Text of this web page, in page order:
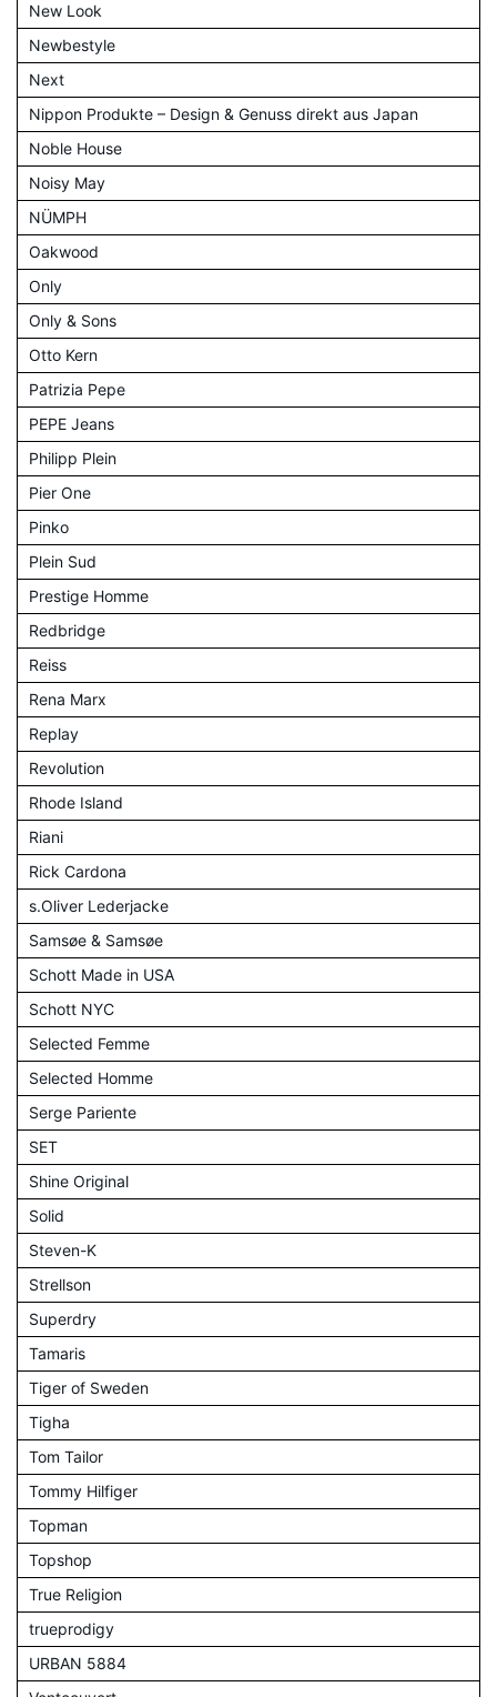
New Look
Newbestyle
Next
Nippon Produkte – Design & Genuss direkt aus Japan
Noble House
Noisy May
NÜMPH
Oakwood
Only
Only & Sons
Otto Kern
Patrizia Pepe
PEPE Jeans
Philipp Plein
Pier One
Pinko
Plein Sud
Prestige Homme
Redbridge
Reiss
Rena Marx
Replay
Revolution
Rhode Island
Riani
Rick Cardona
s.Oliver Lederjacke
Samsøe & Samsøe
Schott Made in USA
Schott NYC
Selected Femme
Selected Homme
Serge Pariente
SET
Shine Original
Solid
Steven-K
Strellson
Superdry
Tamaris
Tiger of Sweden
Tigha
Tom Tailor
Tommy Hilfiger
Topman
Topshop
True Religion
trueprodigy
URBAN 5884